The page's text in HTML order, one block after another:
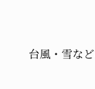
台風・雪な